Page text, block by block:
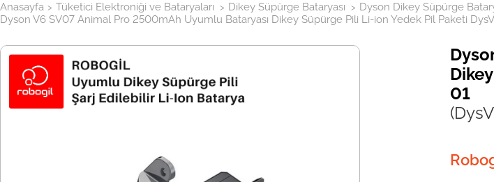
Anasayfa > Tüketici Elektroniği ve Bataryaları > Dikey Süpürge Bataryası > Dyson Dikey Süpürge
Dyson V6 SV07 Animal Pro 2500mAh Uyumlu Bataryası Dikey Süpürge Pili Li-ion Yedek Pil Paketi
01